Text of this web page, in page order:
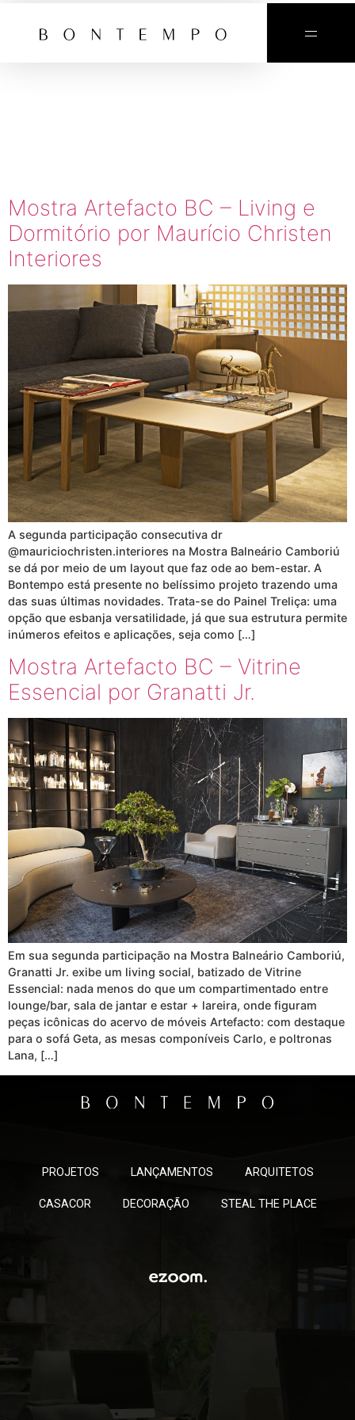
Mostra Artefacto BC – Living e
Dormitório por Maurício Christen
Interiores
A segunda participação consecutiva dr
@mauriciochristen.interiores na Mostra Balneário Camboriú
se dá por meio de um layout que faz ode ao bem-estar. A
Bontempo está presente no belíssimo projeto trazendo uma
das suas últimas novidades. Trata-se do Painel Treliça: uma
opção que esbanja versatilidade, já que sua estrutura permite
inúmeros efeitos e aplicações, seja como […]
Mostra Artefacto BC – Vitrine
Essencial por Granatti Jr.
Em sua segunda participação na Mostra Balneário Camboriú,
Granatti Jr. exibe um living social, batizado de Vitrine
Essencial: nada menos do que um compartimentado entre
lounge/bar, sala de jantar e estar + lareira, onde figuram
peças icônicas do acervo de móveis Artefacto: com destaque
para o sofá Geta, as mesas componíveis Carlo, e poltronas
Lana, […]
PROJETOS LANÇAMENTOS ARQUITETOS
CASACOR DECORAÇÃO STEAL THE PLACE